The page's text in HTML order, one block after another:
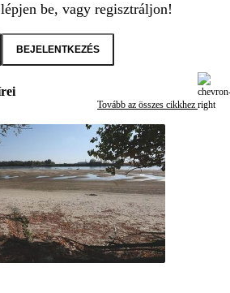
be, vagy regisztráljon!
BEJELENTKEZÉS
Tovább az összes cikkhez